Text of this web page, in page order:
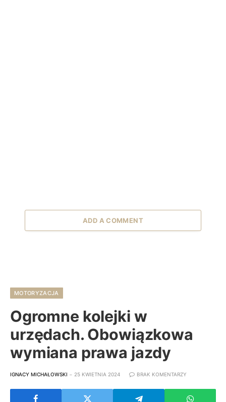
ADD A COMMENT
MOTORYZACJA
Ogromne kolejki w
urzędach. Obowiązkowa
wymiana prawa jazdy
IGNACY MICHAŁOWSKI 25 KWIETNIA 2024 BRAK KOMENTARZY